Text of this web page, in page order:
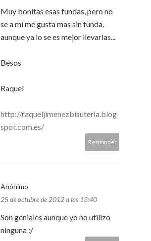
Muy bonitas esas fundas, pero no
se a mi me gusta mas sin funda,
aunque ya lo se es mejor llevarlas...
Besos
Raquel
http://raqueljimenezbisuteria.blog
spot.com.es/
Responder
Anónimo
25 de octubre de 2012 a las 13:40
Son geniales aunque yo no utilizo
ninguna :/